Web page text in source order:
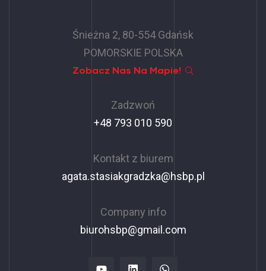
Śnieżna 2, 80-554 Gdańsk
POMORSKIE POLSKA
Zobacz Nas Na Mapie!
Zadzwoń
+48 793 010 590
Kontakt z biurem
agata.stasiakgradzka@hsbp.pl
Company info
biurohsbp@gmail.com